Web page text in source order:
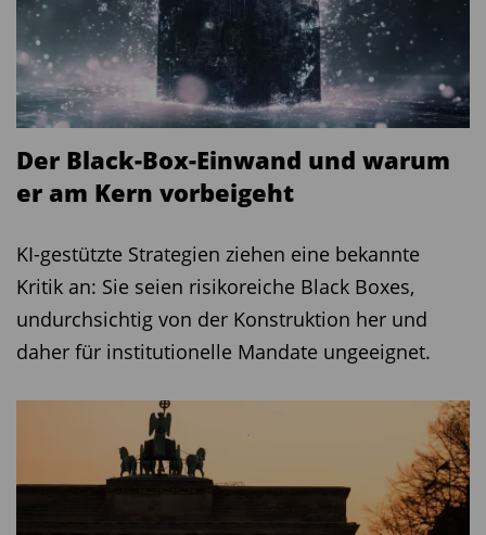
Der Black-Box-Einwand und warum
er am Kern vorbeigeht
KI-gestützte Strategien ziehen eine bekannte
Kritik an: Sie seien risikoreiche Black Boxes,
undurchsichtig von der Konstruktion her und
daher für institutionelle Mandate ungeeignet.